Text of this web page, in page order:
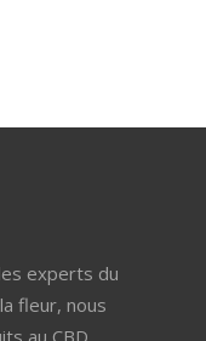
experts du
fleur, nous
au CBD